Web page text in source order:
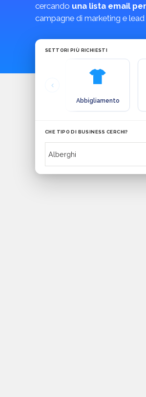
cercando una lista email
campagne di marketing e
SETTORI PIÙ RICHIESTI
Abbigliamento
CHE TIPO DI BUSINESS CERCHI?